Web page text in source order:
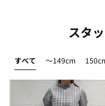
スタ
すべて ～149cm